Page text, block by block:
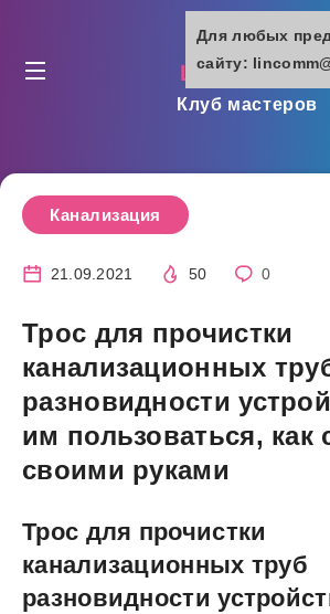
lincomm.ru
Клуб мастеров
Канализация
21.09.2021 50 0
Трос для прочистки
канализационных
разновидности
им пользоваться, как
своими руками
Трос для прочистки
канализационных труб
разновидности
Для любых
сайту: